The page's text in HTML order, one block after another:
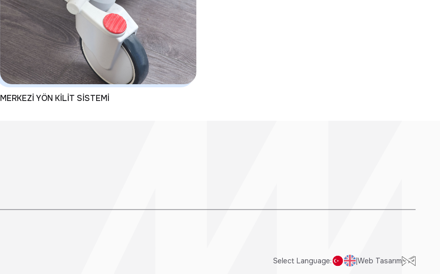
MERKEZİ YÖN KİLİT SİSTEMİ
Select Language: |Web Tasarım